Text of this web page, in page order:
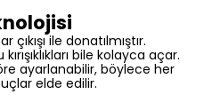
ile donatılmıştır.
bile kolayca açar.
ayarlanabilir, böylece her
elde edilir.